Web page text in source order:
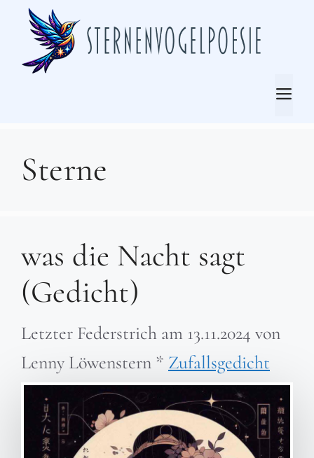
Zum
Inhalt
springen
Sterne
was die Nacht sagt
(Gedicht)
Letzter Federstrich am 13.11.2024 von
Lenny Löwenstern * Zufallsgedicht